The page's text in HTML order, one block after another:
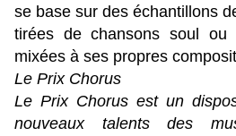
se base sur des échantillons
tirées de chansons soul ou
mixées à ses propres
Le Prix Chorus
Le Prix Chorus est un
nouveaux talents des